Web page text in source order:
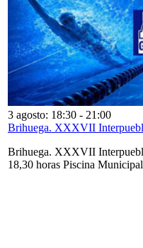
3 agosto: 18:30 - 21:00
Brihuega. XXXVII
Brihuega. XXXVII
18,30 horas Piscina